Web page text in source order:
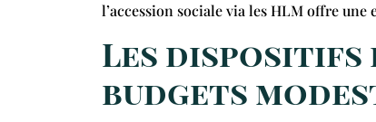
l’accession sociale via les HLM offre
Les dispositifs
budgets